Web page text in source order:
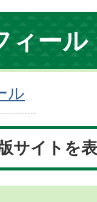
ィール
ル
サイトを